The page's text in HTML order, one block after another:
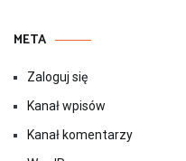
META
Zaloguj się
Kanał wpisów
Kanał komentarzy